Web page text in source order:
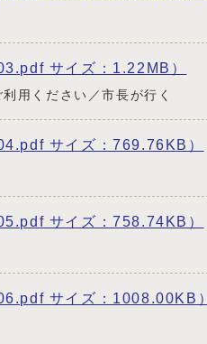
サイズ：1.22MB）
用ください／市長が行く
サイズ：769.76KB）
サイズ：758.74KB）
サイズ：1008.00KB）